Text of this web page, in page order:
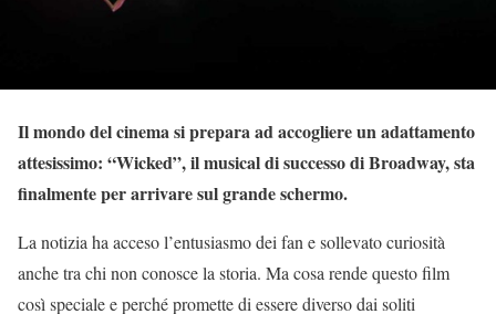
Il mondo del cinema si prepara ad accogliere un adattamento
attesissimo: “Wicked”, il musical di successo di Broadway, sta
finalmente per arrivare sul grande schermo.
La notizia ha acceso l’entusiasmo dei fan e sollevato curiosità
anche tra chi non conosce la storia. Ma cosa rende questo film
così speciale e perché promette di essere diverso dai soliti